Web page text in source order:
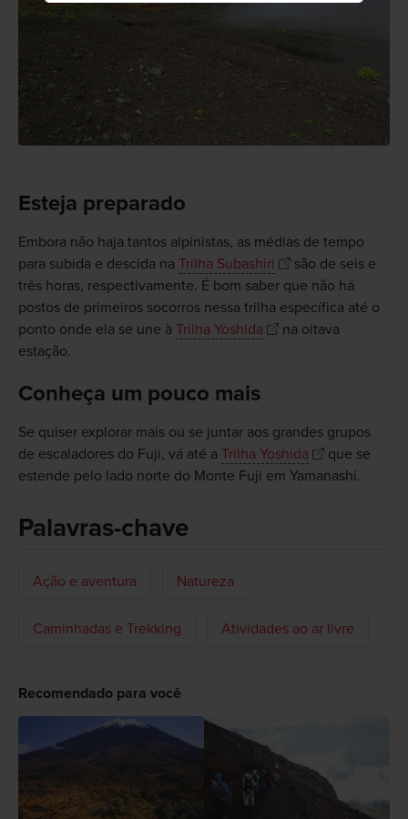
Esteja preparado
Embora não haja tantos alpinistas, as médias de tempo
para subida e descida na Trilha Subashiri
são de seis e
três horas, respectivamente. É bom saber que não há
postos de primeiros socorros nessa trilha específica até o
ponto onde ela se une à Trilha Yoshida
na oitava
estação.
Conheça um pouco mais
Se quiser explorar mais ou se juntar aos grandes grupos
de escaladores do Fuji, vá até a Trilha Yoshida
que se
estende pelo lado norte do Monte Fuji em Yamanashi.
Palavras-chave
Ação e aventura Natureza
Caminhadas e Trekking Atividades ao ar livre
Recomendado para você